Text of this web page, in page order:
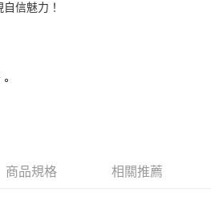
以上)免運費
信魅力！
商品規格 相關推薦